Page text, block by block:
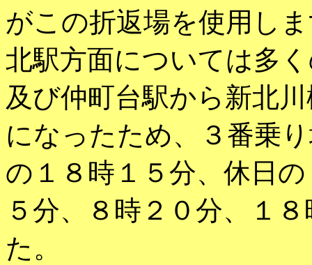
がこの折返場を使用し
北駅方面については多
及び仲町台駅から新北
になったため、３番乗
の１８時１５分、休日
５分、８時２０分、１
た。